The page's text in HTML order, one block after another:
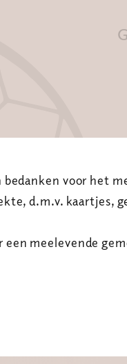
voor het
d.m.v. kaartjes,
meelevende